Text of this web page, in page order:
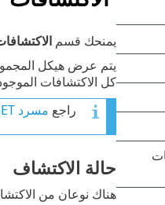
يمنحك قسم
يتم عرض هيكل
كل الاكتشافات
راجع مسرد ESET
حالة الاكتشاف
هناك نوعان من